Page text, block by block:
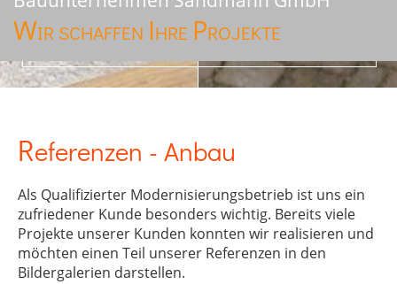
WIR SCHAFFEN IHRE PROJEKTE
Referenzen - Anbau
Als Qualifizierter Modernisierungsbetrieb ist uns ein
zufriedener Kunde besonders wichtig. Bereits viele
Projekte unserer Kunden konnten wir realisieren und
möchten einen Teil unserer Referenzen in den
Bildergalerien darstellen.